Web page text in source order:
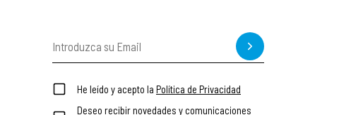
He leído y acepto la Política de Privacidad
Deseo recibir novedades y comunicaciones